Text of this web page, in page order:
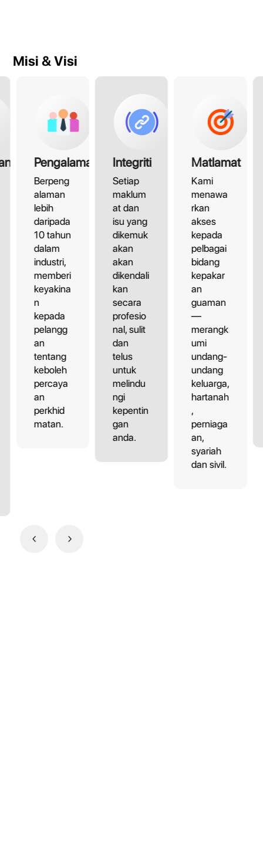
Misi & Visi
Pengalaman
Berpeng
alaman
lebih
daripada
10 tahun
dalam
industri,
memberi
keyakina
n
kepada
pelangg
an
tentang
keboleh
percaya
an
perkhid
matan.
Integriti
Setiap
maklum
at dan
isu yang
dikemuk
akan
akan
dikendali
kan
secara
profesio
nal, sulit
dan
telus
untuk
melindu
ngi
kepentin
gan
anda.
Matlamat
Kami
menawa
rkan
akses
kepada
pelbagai
bidang
kepakar
an
guaman
—
merangk
umi
undang-
undang
keluarga,
hartanah
,
perniaga
an,
syariah
dan sivil.
4 5